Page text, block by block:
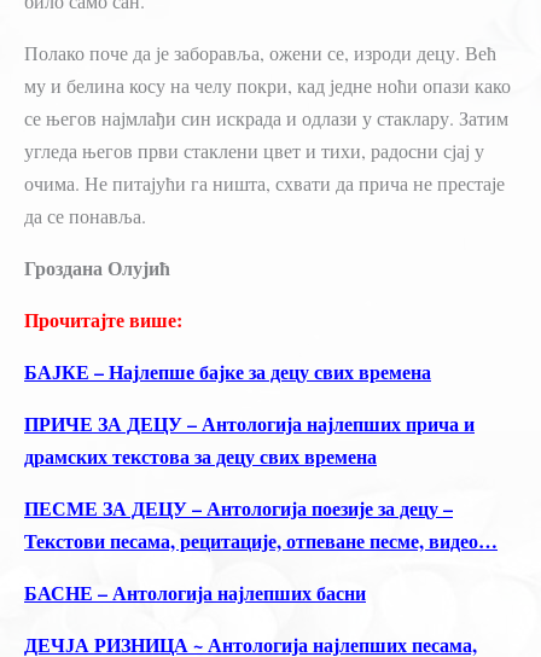
Полако поче да је заборавља, ожени се, изроди децу. Већ
му и белина косу на челу покри, кад једне ноћи опази како
се његов најмлађи син искрада и одлази у стаклару. Затим
угледа његов први стаклени цвет и тихи, радосни сјај у
очима. Не питајући га ништа, схвати да прича не престаје
да се понавља.
Гроздана Олујић
Прочитајте више:
БАЈКЕ – Најлепше бајке за децу свих времена
ПРИЧЕ ЗА ДЕЦУ – Антологија најлепших прича и
драмских текстова за децу свих времена
ПЕСМЕ ЗА ДЕЦУ – Антологија поезије за децу –
Текстови песама, рецитације, отпеване песме, видео…
БАСНЕ – Антологија најлепших басни
ДЕЧЈА РИЗНИЦА ~ Антологија најлепших песама,